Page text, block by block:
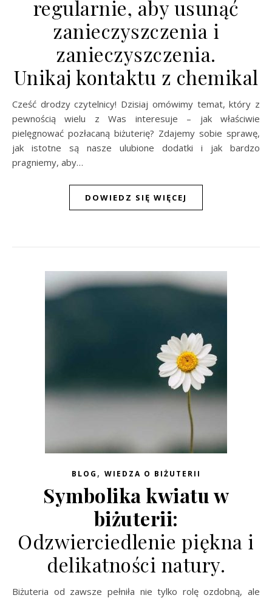
regularnie, aby usunąć
zanieczyszczenia i
zanieczyszczenia.
Unikaj kontaktu z chemikal
Cześć drodzy czytelnicy! Dzisiaj omówimy temat, który z
pewnością wielu z Was interesuje – jak właściwie
pielęgnować pozłacaną biżuterię? Zdajemy sobie sprawę,
jak istotne są nasze ulubione dodatki i jak bardzo
pragniemy, aby…
DOWIEDZ SIĘ WIĘCEJ
BLOG , WIEDZA O BIŻUTERII
Symbolika kwiatu w
biżuterii:
Odzwierciedlenie piękna i
delikatności natury.
Biżuteria od zawsze pełniła nie tylko rolę ozdobną, ale